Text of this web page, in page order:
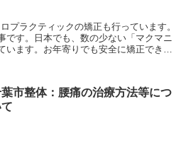
プラクティックの矯正も行っています。
です。日本でも、数の少ない「マクマニ
います。お年寄りでも安全に矯正できる
市整体：腰痛の治療方法等につ